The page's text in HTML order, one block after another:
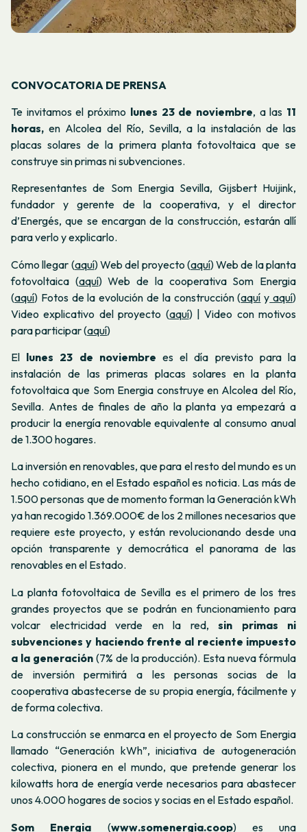
CONVOCATORIA DE PRENSA
Te invitamos el próximo lunes 23 de noviembre, a las 11
horas, en Alcolea del Río, Sevilla, a la instalación de las
placas solares de la primera planta fotovoltaica que se
construye sin primas ni subvenciones.
Representantes de Som Energia Sevilla, Gijsbert Huijink,
fundador y gerente de la cooperativa, y el director
d’Energés, que se encargan de la construcción, estarán allí
para verlo y explicarlo.
Cómo llegar (aquí)Web del proyecto (aquí)Web de la planta
fotovoltaica (aquí)Web de la cooperativa Som Energia
(aquí) Fotos de la evolución de la construcción (aquí y aquí)
Video explicativo del proyecto (aquí) | Video con motivos
para participar (aquí)
El lunes 23 de noviembre es el día previsto para la
instalación de las primeras placas solares en la planta
fotovoltaica que Som Energia construye en Alcolea del Río,
Sevilla. Antes de finales de año la planta ya empezará a
producir la energía renovable equivalente al consumo anual
de 1.300 hogares.
La inversión en renovables, que para el resto del mundo es un
hecho cotidiano, en el Estado español es noticia. Las más de
1.500 personas que de momento forman la Generación kWh
ya han recogido 1.369.000€ de los 2 millones necesarios que
requiere este proyecto, y están revolucionando desde una
opción transparente y democrática el panorama de las
renovables en el Estado.
La planta fotovoltaica de Sevilla es el primero de los tres
grandes proyectos que se podrán en funcionamiento para
volcar electricidad verde en la red, sin primas ni
subvenciones y haciendo frente al reciente impuesto
a la generación (7% de la producción). Esta nueva fórmula
de inversión permitirá a les personas socias de la
cooperativa abastecerse de su propia energía, fácilmente y
de forma colectiva.
La construcción se enmarca en el proyecto de Som Energia
llamado “Generación kWh”, iniciativa de autogeneración
colectiva, pionera en el mundo, que pretende generar los
kilowatts hora de energía verde necesarios para abastecer
unos 4.000 hogares de socios y socias en el Estado español.
Som Energia (www.somenergia.coop) es una